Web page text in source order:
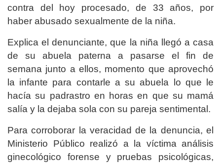
contra del hoy procesado, de 33 años, por
haber abusado sexualmente de la niña.
Explica el denunciante, que la niña llegó a casa
de su abuela paterna a pasarse el fin de
semana junto a ellos, momento que aprovechó
la infante para contarle a su abuela lo que le
hacía su padrastro en horas en que su mamá
salía y la dejaba sola con su pareja sentimental.
Para corroborar la veracidad de la denuncia, el
Ministerio Público realizó a la víctima análisis
ginecológico forense y pruebas psicológicas,